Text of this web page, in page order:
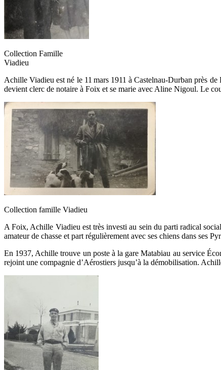
Collection Famille
Viadieu
Achille Viadieu est né le 11 mars 1911 à Castelnau-Durban près
devient clerc de notaire à Foix et se marie avec Aline Nigoul. Le
Collection famille Viadieu
A Foix, Achille Viadieu est très investi au sein du parti radical
amateur de chasse et part régulièrement avec ses chiens dans ses
En 1937, Achille trouve un poste à la gare Matabiau au service
rejoint une compagnie d’Aérostiers jusqu’à la démobilisation.